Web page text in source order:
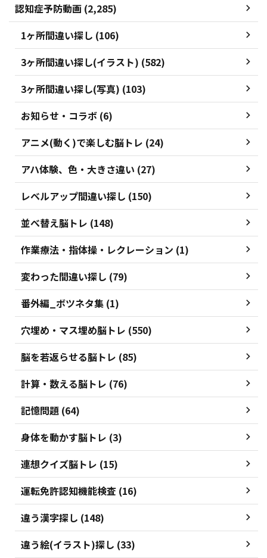
認知症予防動画 (2,285)
1ヶ所間違い探し (106)
3ヶ所間違い探し(イラスト) (582)
3ヶ所間違い探し(写真) (103)
お知らせ・コラボ (6)
アニメ(動く)で楽しむ脳トレ (24)
アハ体験、色・大きさ違い (27)
レベルアップ間違い探し (150)
並べ替え脳トレ (148)
作業療法・指体操・レクレーション (1)
変わった間違い探し (79)
番外編_ボツネタ集 (1)
穴埋め・マス埋め脳トレ (550)
脳を若返らせる脳トレ (85)
計算・数える脳トレ (76)
記憶問題 (64)
身体を動かす脳トレ (3)
連想クイズ脳トレ (15)
運転免許認知機能検査 (16)
違う漢字探し (148)
違う絵(イラスト)探し (33)